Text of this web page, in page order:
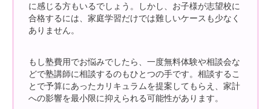
に感じる方もいるでしょう。しかし、お子様が志望校に
合格するには、家庭学習だけでは難しいケースも少なく
ありません。
もし塾費用でお悩みでしたら、一度無料体験や相談会な
どで塾講師に相談するのもひとつの手です。相談するこ
とで予算にあったカリキュラムを提案してもらえ、家計
への影響を最小限に抑えられる可能性があります。